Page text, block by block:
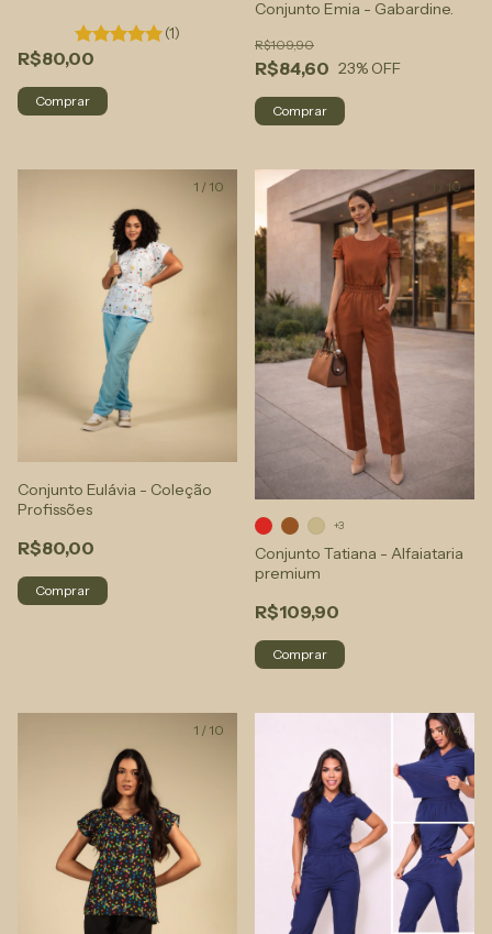
(1)
R$80,00
Comprar
Conjunto Emia - Gabardine.
R$84,60
R$109,90
23% OFF
Comprar
1 / 10
Conjunto Eulávia - Coleção
Profissões
R$80,00
Comprar
10
Conjunto Tatiana - Alfaiataria
premium
R$109,90
+3
Comprar
1 / 10 1/4